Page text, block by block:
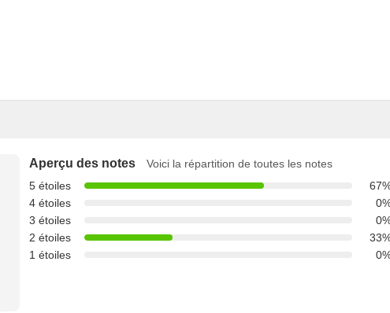
Aperçu des notes
Voici la répartition de toutes les notes
5 étoiles
4 étoiles
3 étoiles
2 étoiles
1 étoiles